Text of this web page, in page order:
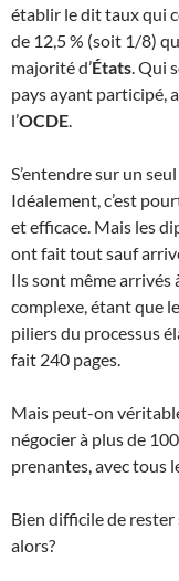
établir le dit taux qui
de 12,5 % (soit 1/8)
majorité d’États. Qui
pays ayant participé,
l’OCDE.
S’entendre sur un
Idéalement, c’est
et efficace. Mais les
ont fait tout sauf
Ils sont même arrivés
complexe, étant que
piliers du processus
fait 240 pages.
Mais peut-on
négocier à plus de
prenantes, avec tous
Bien difficile de
alors?